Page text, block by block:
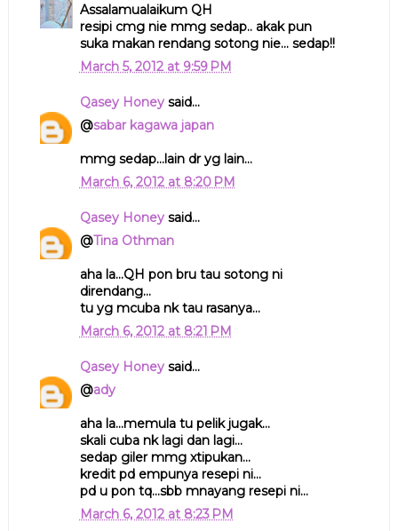
Assalamualaikum QH
resipi cmg nie mmg sedap.. akak pun
suka makan rendang sotong nie... sedap!!
March 5, 2012 at 9:59 PM
Qasey Honeysaid...
@sabar kagawa japan
mmg sedap...lain dr yg lain...
March 6, 2012 at 8:20 PM
Qasey Honeysaid...
@Tina Othman
aha la...QH pon bru tau sotong ni
direndang...
tu yg mcuba nk tau rasanya...
March 6, 2012 at 8:21 PM
Qasey Honeysaid...
@ady
aha la...memula tu pelik jugak...
skali cuba nk lagi dan lagi...
sedap giler mmg xtipukan...
kredit pd empunya resepi ni...
pd u pon tq...sbb mnayang resepi ni...
March 6, 2012 at 8:23 PM